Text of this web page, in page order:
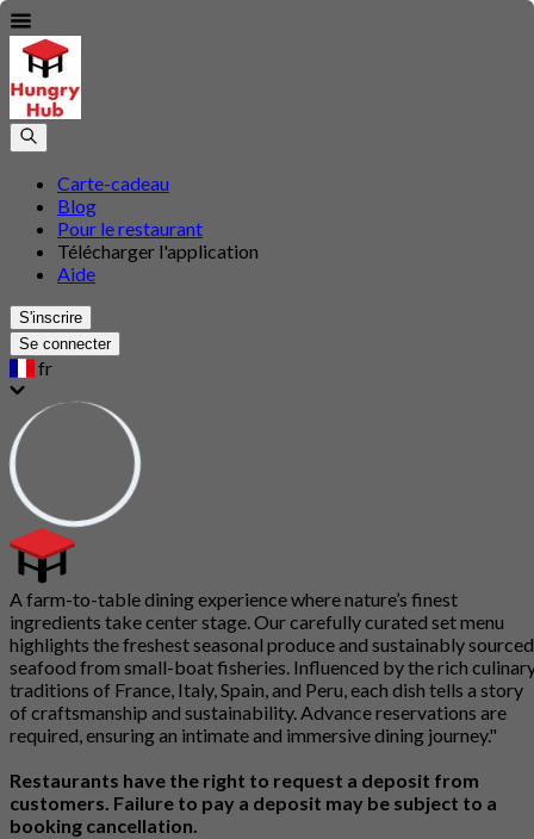
Carte-cadeau
Blog
Pour le restaurant
Télécharger l'application
Aide
S'inscrire
Se connecter
fr
A farm-to-table dining experience where nature’s finest
ingredients take center stage. Our carefully curated set menu
highlights the freshest seasonal produce and sustainably sourced
seafood from small-boat fisheries. Influenced by the rich
traditions of France, Italy, Spain, and Peru, each dish tells a story
of craftsmanship and sustainability. Advance reservations are
required, ensuring an intimate and immersive dining journey."
Restaurants have the right to request a deposit from
customers. Failure to pay a deposit may be subject to a
booking cancellation.